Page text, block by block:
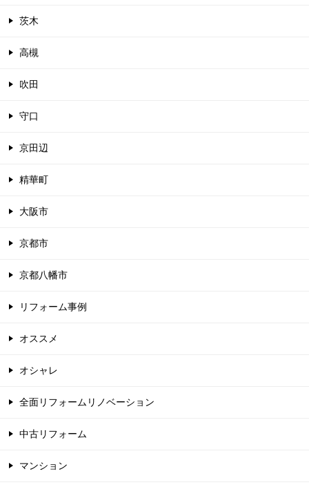
茨木
高槻
吹田
守口
京田辺
精華町
大阪市
京都市
京都八幡市
リフォーム事例
オススメ
オシャレ
全面リフォームリノベーション
中古リフォーム
マンション